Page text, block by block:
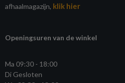
afhaalmagazijn, klik hier
Openingsuren van de winkel
Ma 09:30 - 18:00
Di Gesloten